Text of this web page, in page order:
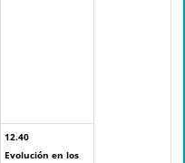
12.40
Evolución en los